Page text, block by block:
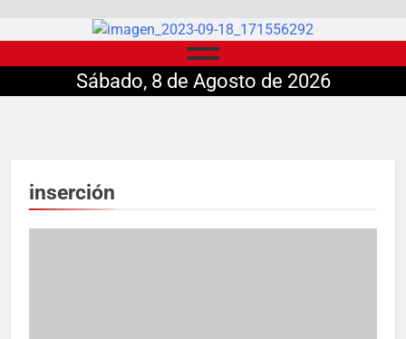
Sábado, 8 de Agosto de 2026
inserción